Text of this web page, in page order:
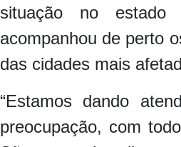
situação no
acompanhou de perto
das cidades mais
“Estamos dando
preocupação, com